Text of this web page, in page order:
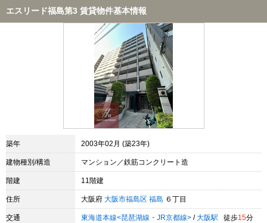
エスリード福島第3 賃貸物件基本情報
築年 2003年02月 (築23年)
建物種別/構造 マンション／鉄筋コンクリート造
階建 11階建
住所 大阪府 大阪市福島区 福島 ６丁目
交通 東海道本線<琵琶湖線・JR京都線> / 大阪駅 徒歩15分